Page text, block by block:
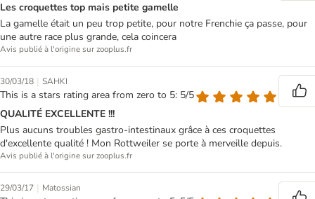
Les croquettes top mais petite gamelle
La gamelle était un peu trop petite, pour notre Frenchie ça passe, pour
une autre race plus grande, cela coincera
Avis publié à l'origine sur zooplus.fr
30/03/18 | SAHKI
This is a stars rating area from zero to 5: 5/5
QUALITÉ EXCELLENTE !!!
Plus aucuns troubles gastro-intestinaux grâce à ces croquettes
d'excellente qualité ! Mon Rottweiler se porte à merveille depuis.
Avis publié à l'origine sur zooplus.fr
29/03/17 | Matossian